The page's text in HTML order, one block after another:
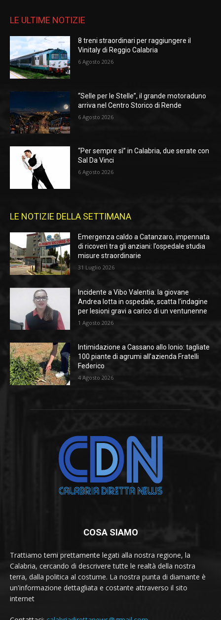
LE ULTIME NOTIZIE
8 treni straordinari per raggiungere il
Vinitaly di Reggio Calabria
6 Agosto 2026
“Selle per le Stelle”, il grande motoraduno
arriva nel Centro Storico di Rende
6 Agosto 2026
“Per sempre sì” in Calabria, due serate con
Sal Da Vinci
6 Agosto 2026
LE NOTIZIE DELLA SETTIMANA
Emergenza caldo a Catanzaro, impennata
di ricoveri tra gli anziani: l’ospedale studia
misure straordinarie
31 Luglio 2026
Incidente a Vibo Valentia: la giovane
Andrea lotta in ospedale, scatta l’indagine
per lesioni gravi a carico di un ventunenne
1 Agosto 2026
Intimidazione a Cassano allo Ionio: tagliate
100 piante di agrumi all’azienda Fratelli
Federico
4 Agosto 2026
COSA SIAMO
Trattiamo temi prettamente legati alla nostra regione, la
Calabria, cercando di descrivere tutte le realtà della nostra
terra, dalla politica al costume. La nostra punta di diamante è
un'informazione dettagliata e costante attraverso il sito
internet